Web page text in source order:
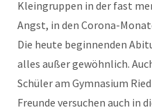
Kleingruppen in der fast
Angst, in den Corona-
Die heute beginnenden
alles außer gewöhnlich.
Schüler am Gymnasium
Freunde versuchen auch in